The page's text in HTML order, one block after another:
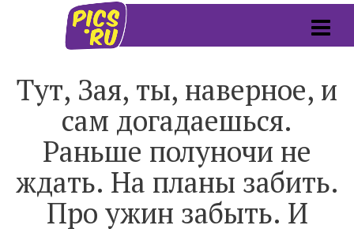
Тут, Зая, ты, наверное, и
сам догадаешься.
Раньше полуночи не
ждать. На планы забить.
Про ужин забыть. И